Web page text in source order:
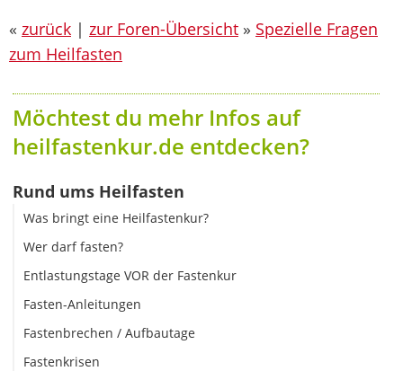
« zurück | zur Foren-Übersicht » Spezielle Fragen
zum Heilfasten
Möchtest du mehr Infos auf
heilfastenkur.de entdecken?
Rund ums Heilfasten
Was bringt eine Heilfastenkur?
Wer darf fasten?
Entlastungstage VOR der Fastenkur
Fasten-Anleitungen
Fastenbrechen / Aufbautage
Fastenkrisen